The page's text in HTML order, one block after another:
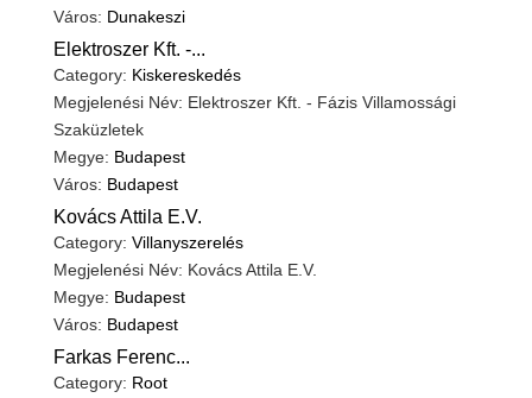
Város: Dunakeszi
Elektroszer Kft. -...
Category: Kiskereskedés
Megjelenési Név: Elektroszer Kft. - Fázis Villamossági
Szaküzletek
Megye: Budapest
Város: Budapest
Kovács Attila E.V.
Category: Villanyszerelés
Megjelenési Név: Kovács Attila E.V.
Megye: Budapest
Város: Budapest
Farkas Ferenc...
Category: Root